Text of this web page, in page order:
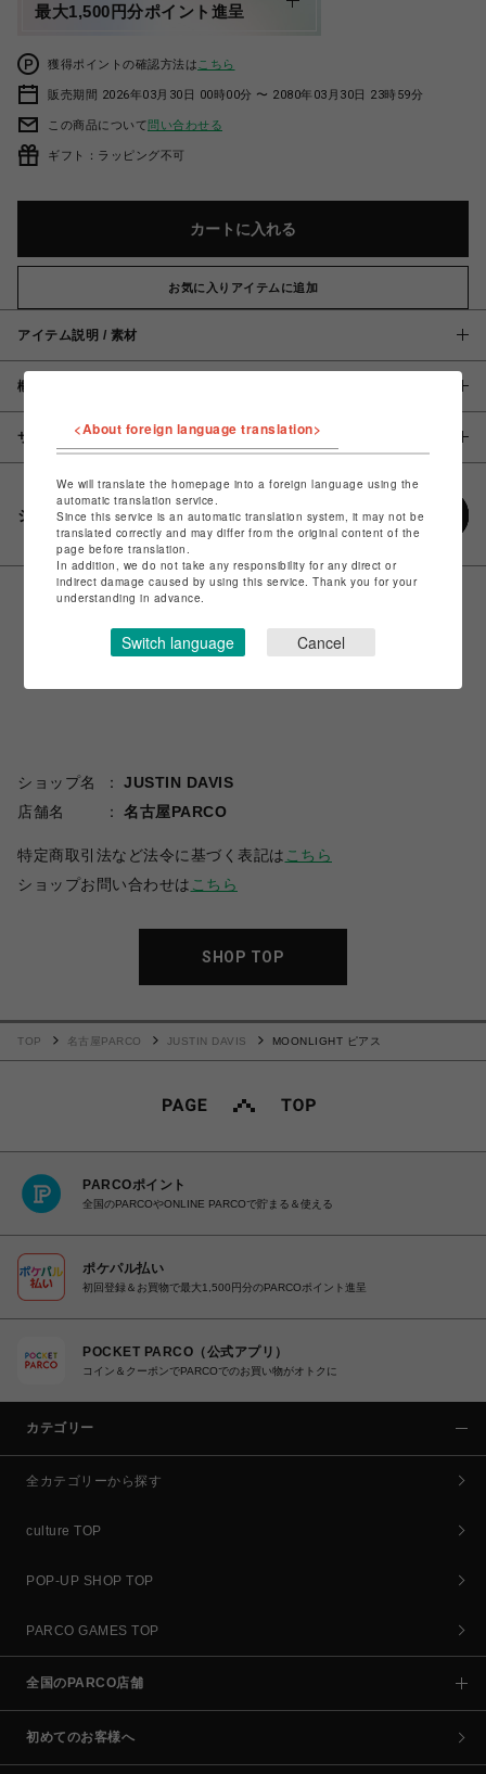
最大1,500円分ポイント進呈
獲得ポイントの確認方法は こちら
販売期間 2026年03月30日 00時00分 〜 2080年03月30日 23時59分
この商品について問い合わせる
ギフト：ラッピング不可
カートに入れる
お気に入りアイテムに追加
アイテム説明 / 素材
概要
サイズ
シェアする
ショップ名
JUSTIN DAVIS
店舗名
名古屋PARCO
特定商取引法など法令に基づく表記は こちら
ショップお問い合わせは こちら
SHOP TOP
TOP 名古屋PARCO JUSTIN DAVIS MOONLIGHT ピアス
PARCOポイント
全国のPARCOやONLINE PARCOで貯まる＆使える
ポケパル払い
初回登録＆お買物で最大1,500円分のPARCOポイント進呈
POCKET PARCO（公式アプリ）
コイン＆クーポンでPARCOでのお買い物がオトクに
カテゴリー
全カテゴリーから探す
culture TOP
POP-UP SHOP TOP
PARCO GAMES TOP
全国のPARCO店舗
初めてのお客様へ
<About foreign language translation>
We will translate the homepage into a foreign language using the
automatic translation service.
Since this service is an automatic translation system, it may not be
translated correctly and may differ from the original content of the
page before translation.
In addition, we do not take any responsibility for any direct or
indirect damage caused by using this service. Thank you for your
understanding in advance.
Switch language Cancel